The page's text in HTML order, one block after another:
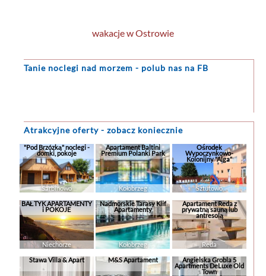
wakacje w Ostrowie
Tanie noclegi nad morzem - polub nas na FB
Atrakcyjne oferty - zobacz koniecznie
"Pod Brzózką" noclegi -
domki, pokoje
Sarbinowo
Apartament Baltini
Premium Polanki Park
Kołobrzeg
Ośrodek
Wypoczynkowo-
Kolonijny "Alga"
Sztutowo
BAŁTYK APARTAMENTY
i POKOJE
Niechorze
Nadmorskie Tarasy Klif
Apartamenty
Kołobrzeg
Apartament Reda z
prywatną sauną lub
antresolą
Reda
Stawa Villa & Apart
M&S Apartament Angielska Grobla 5
Apartments DeLuxe Old
Town